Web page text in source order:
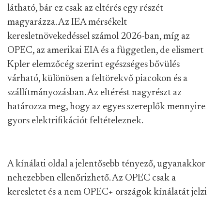
látható, bár ez csak az eltérés egy részét
magyarázza. Az IEA mérsékelt
keresletnövekedéssel számol 2026-ban, míg az
OPEC, az amerikai EIA és a független, de elismert
Kpler elemzőcég szerint egészséges bővülés
várható, különösen a feltörekvő piacokon és a
szállítmányozásban. Az eltérést nagyrészt az
határozza meg, hogy az egyes szereplők mennyire
gyors elektrifikációt feltételeznek.
A kínálati oldal a jelentősebb tényező, ugyanakkor
nehezebben ellenőrizhető. Az OPEC csak a
keresletet és a nem OPEC+ országok kínálatát jelzi